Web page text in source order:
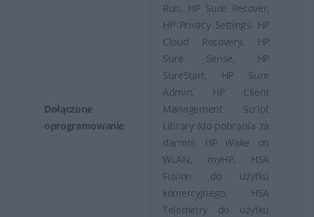
Dołączone
oprogramowanie
Run, HP Sure Recover,
HP Privacy Settings, HP
Cloud Recovery, HP
Sure Sense, HP
SureStart, HP Sure
Admin, HP Client
Management Script
Library (do pobrania za
darmo), HP Wake on
WLAN, myHP, HSA
Fusion do użytku
komercyjnego, HSA
Telemetry do użytku